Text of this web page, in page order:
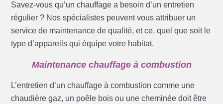
Savez-vous qu’un chauffage a besoin d’un entretien
régulier ? Nos spécialistes peuvent vous attribuer un
service de maintenance de qualité, et ce, quel que soit le
type d’appareils qui équipe votre habitat.
Maintenance chauffage à combustion
L’entretien d’un chauffage à combustion comme une
chaudière gaz, un poêle bois ou une cheminée doit être